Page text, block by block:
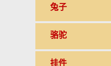
兔子
骆驼
挂件